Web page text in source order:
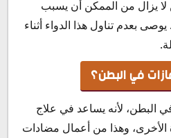
يزال من الممكن أن يسبب
بعدم تناول هذا الدواء أثناء
في البطن؟
البطن، لأنه يساعد في علاج
وهذا من أعمال مضادات